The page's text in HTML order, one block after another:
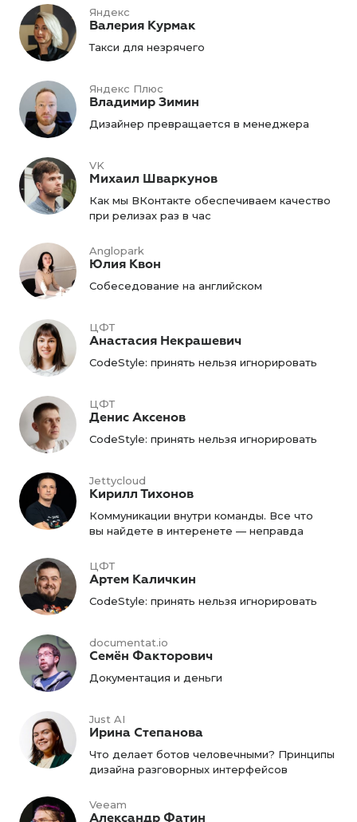
Яндекс
Валерия Курмак
Такси для незрячего
Яндекс Плюс
Владимир Зимин
Дизайнер превращается в менеджера
VK
Михаил Шваркунов
Как мы ВКонтакте обеспечиваем качество
при релизах раз в час
Anglopark
Юлия Квон
Собеседование на английском
ЦФТ
Анастасия Некрашевич
CodeStyle: принять нельзя игнорировать
ЦФТ
Денис Аксенов
CodeStyle: принять нельзя игнорировать
Jettycloud
Кирилл Тихонов
Коммуникации внутри команды. Все что
вы найдете в интеренете — неправда
ЦФТ
Артем Каличкин
CodeStyle: принять нельзя игнорировать
documentat.io
Семён Факторович
Документация и деньги
Just AI
Ирина Степанова
Что делает ботов человечными? Принципы
дизайна разговорных интерфейсов
Veeam
Александр Фатин